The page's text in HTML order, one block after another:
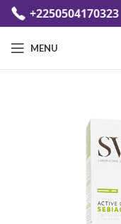
+2250504170323
MENU